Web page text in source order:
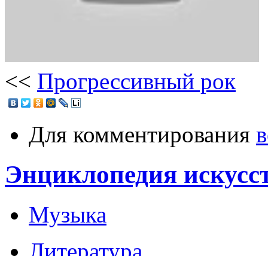
<< Прогрессивный рок
Для комментирования
Энциклопедия
Музыка